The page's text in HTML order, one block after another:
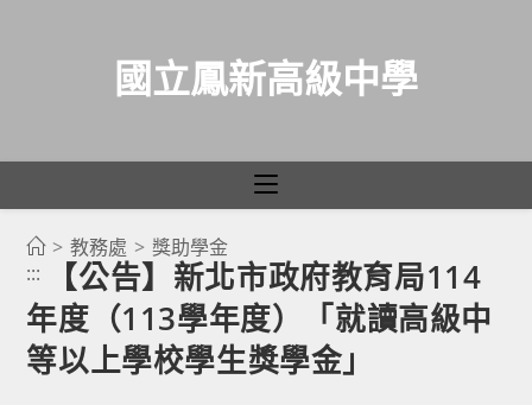
國立鳳新高級中學
> 教務處 > 獎助學金
:::
【公告】新北市政府教育局114
年度（113學年度）「就讀高級中
等以上學校學生獎學金」